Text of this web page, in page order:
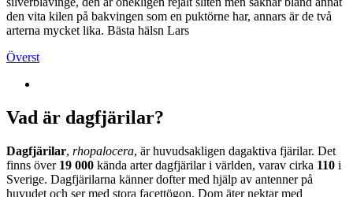
den vita kilen på bakvingen som en puktörne har, annars är de två
arterna mycket lika. Bästa hälsn Lars
Överst
Vad är dagfjärilar?
Dagfjärilar, rhopalocera, är huvudsakligen dagaktiva fjärilar. Det
finns över 19 000 kända arter dagfjärilar i världen, varav cirka 110 i
Sverige. Dagfjärilarna känner dofter med hjälp av antenner på
huvudet och ser med stora facettögon. Dom äter nektar med